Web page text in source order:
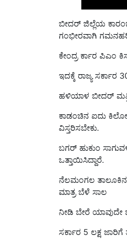
ಬೀದರ್ ಜಿಲ್ಲೆಯ
ಗಂಭೀರವಾಗಿ
ಇದಕ್ಕೆ ರಾಜ್ಯ
ಹಳಿಯಾಳ ಬೀದ‌ರ್
ಕಾಡಂಚಿನ ಐದು
ವಿಸ್ತರಿಸಬೇಕು.
ಬಗ‌ರ್ ಹುಕುಂ
ಒತ್ತಾಯಿಸಿದ್ದಾರೆ.
ನೆಲಮಂಗಲ
ಮಾತ್ರ ಬೆಳೆ ಸಾಲ
ನೀಡಿ ಬೇರೆ ಯಾವುದೇ
ಸರ್ಕಾರ 5 ಲಕ್ಷ ಜಾರಿಗೆ